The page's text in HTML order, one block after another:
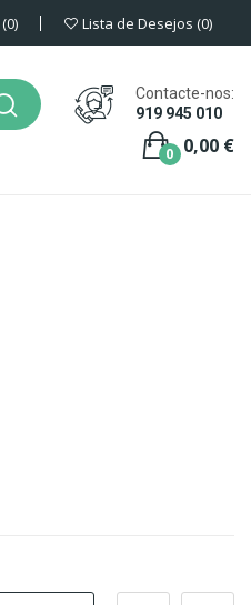
0 Lista de Desejos 0
Contacte-nos:
919 945 010
0,00 €
0